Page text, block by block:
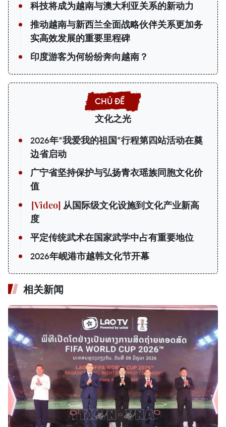
科技将成为越南与澳大利亚关系的新动力
推动越南与新西兰全面战略伙伴关系更加务
实高效发展的重要里程碑
印度游客为何纷纷奔向越南？
文化之光
2026年“我爱我的祖国”行程第四站活动在奠
边省启动
广宁省坚持保护与弘扬青衣瑶族同胞文化价
值
从国际级文化设施到文化产业新高
度
平定传统武术在国家武学中占有重要地位
2026年岘港市越韩文化节开幕
相关新闻